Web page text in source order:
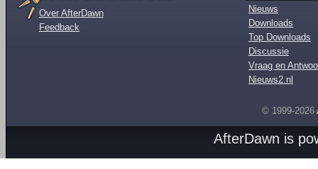
Over AfterDawn
Feedback
Nieuws
Downloads
Top Downloads
Discussie
Vraag en
Nieuws2.nl
© 1999-2026
AfterDawn is